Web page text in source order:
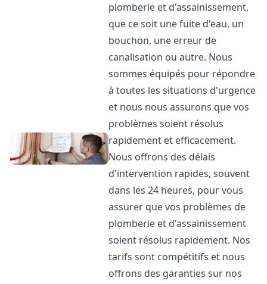
plomberie et d'assainissement,
que ce soit une fuite d'eau, un
bouchon, une erreur de
canalisation ou autre. Nous
sommes équipés pour répondre
à toutes les situations d'urgence
et nous nous assurons que vos
problèmes soient résolus
rapidement et efficacement.
Nous offrons des délais
d'intervention rapides, souvent
dans les 24 heures, pour vous
assurer que vos problèmes de
plomberie et d'assainissement
soient résolus rapidement. Nos
tarifs sont compétitifs et nous
offrons des garanties sur nos